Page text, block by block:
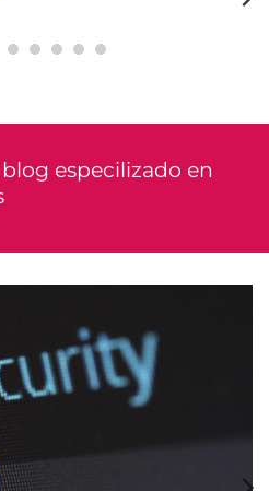
especilizado en